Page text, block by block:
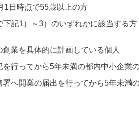
日時点で55歳以上の方
記1）～3）のいずれかに該当する方
創業を具体的に計画している個人
を行ってから5年未満の都内中小企業
署へ開業の届出を行ってから5年未満